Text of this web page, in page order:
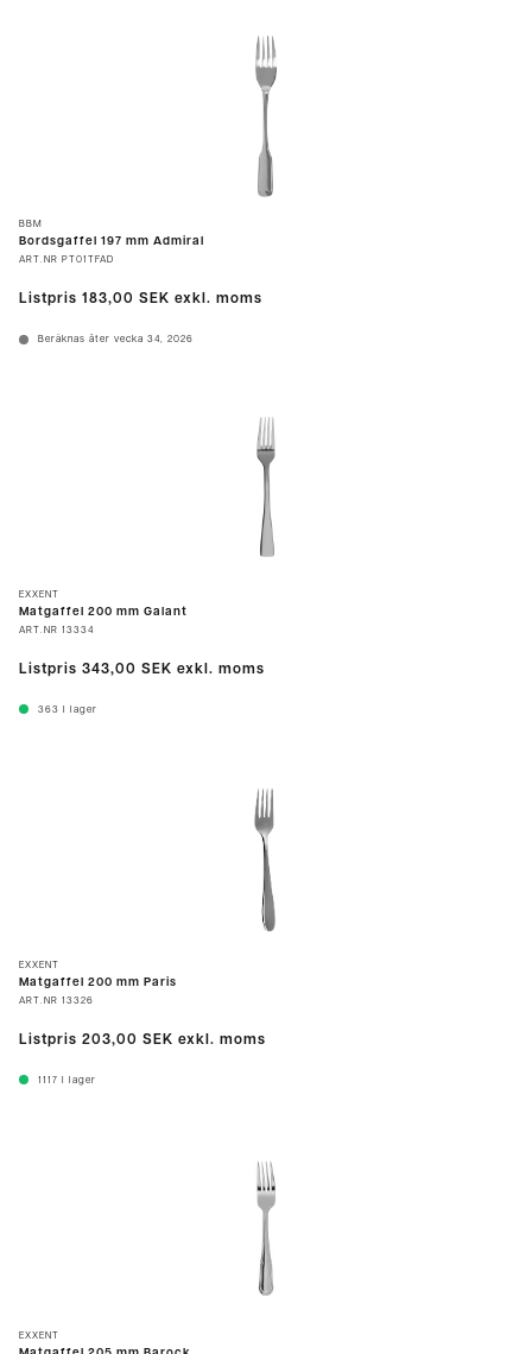
BBM
Bordsgaffel 197 mm Admiral
ART.NR PT01TFAD
Listpris 183,00 SEK exkl. moms
Beräknas åter vecka 34, 2026
EXXENT
Matgaffel 200 mm Galant
ART.NR 13334
Listpris 343,00 SEK exkl. moms
363 I lager
EXXENT
Matgaffel 200 mm Paris
ART.NR 13326
Listpris 203,00 SEK exkl. moms
1117 I lager
EXXENT